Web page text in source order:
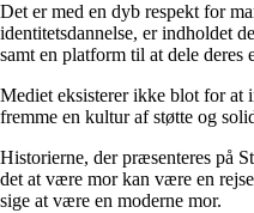
Det er med en dyb respekt for
identitetsdannelse, er indholdet
samt en platform til at dele deres
Mediet eksisterer ikke blot for at
fremme en kultur af støtte og
Historierne, der præsenteres på
det at være mor kan være en
sige at være en moderne mor.